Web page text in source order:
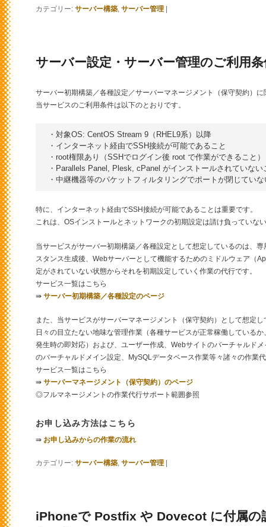
カテゴリー: サーバー構築, サーバー管理
サーバー設定・サーバー管理のご利用条
サーバー初期構築／各種設定／サーバーマネージメント（保守契約）に
当サービスのご利用条件は以下のとおりです。
・対象OS: CentOS Stream 9（RHEL9系）以降
・インターネット経由でSSH接続が可能であること
・root権限あり（SSHでログイン後 root で作業ができること）
・Parallels Panel, Plesk, cPanel がインストールされていない
特に、インターネット経由でSSH接続が可能であることは重要です。
これは、OSインストールとネットワークの初期設定は請け負っていな
当サービスがサーバー初期構築／各種設定として想定しているのは、
スタンス生成後、Webサーバーとして機能するためのミドルウェア（
定がされていない状態からそれを初期設定していく作業の代行です。
サービス一覧はこちら
⇛ サーバー初期構築／各種設定のページ
また、当サービスがサーバーマネージメント（保守契約）として想定
日々の目立たない地味な管理作業（各種サービスが正常稼働している
発生時の即対応）および、ユーザー作成、Webサイトのバーチャルド
のバーチャルドメイン設定、MySQLデータベース作業等々諸々の作業
サービス一覧はこちら
⇛ サーバーマネージメント（保守契約）のページ
◎フルマネージメントの作業代行サポート範囲参照
お申し込み方法はこちら
⇛ お申し込みからの作業の流れ
カテゴリー: サーバー構築, サーバー管理
iPhoneで Postfix や Dovecot に付属の